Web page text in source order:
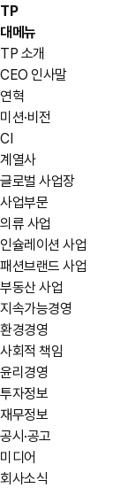
TP
대메뉴
TP 소개
CEO 인사말
연혁
미션·비전
CI
계열사
글로벌 사업장
사업부문
의류 사업
인슐레이션 사업
패션브랜드 사업
부동산 사업
지속가능경영
환경경영
사회적 책임
윤리경영
투자정보
재무정보
공시·공고
미디어
회사소식